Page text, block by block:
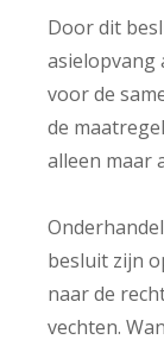
Door dit
asielopvang
voor de
de
alleen maar
besluit zijn
naar de
vechten.